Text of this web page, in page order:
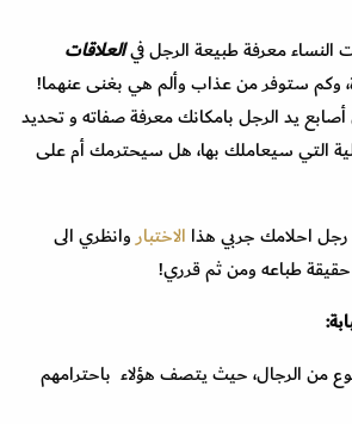
معرفة طبيعة الرجل فيالعلاقات
وكم ستوفر من عذاب وألم هي بغنى عنهما!
يد الرجل بامكانك معرفة صفاته و تحديد
التي سيعاملك بها، هل سيحترمك أم على
احلامك جربي هذا الاختباروانظري الى
طباعه ومن ثم قرري!
من الرجال، حيث يتصف هؤلاء باحترامهم